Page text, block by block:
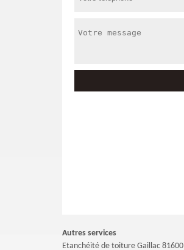
Autres services
Etanchéité de toiture Gaillac 81600